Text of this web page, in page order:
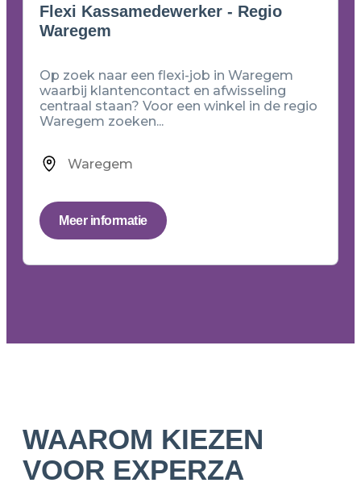
Flexi Kassamedewerker - Regio
Waregem
Op zoek naar een flexi-job in Waregem
waarbij klantencontact en afwisseling
centraal staan? Voor een winkel in de regio
Waregem zoeken...
Waregem
Meer informatie
WAAROM KIEZEN
VOOR EXPERZA